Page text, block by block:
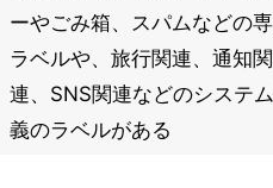
ーやごみ箱、スパムなどの
ラベルや、旅行関連、通知関
連、SNS関連などのシステ
義のラベルがある